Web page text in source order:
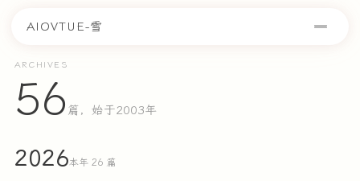
AIOVTUE-雪
ARCHIVES
56 篇，始于2003年
2026本年 26 篇